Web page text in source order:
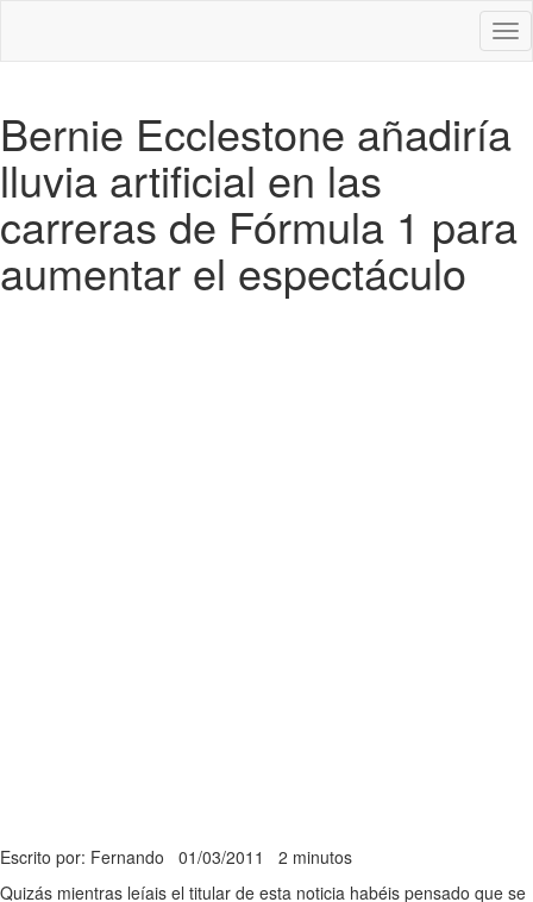
Bernie Ecclestone añadiría
lluvia artificial en las
carreras de Fórmula 1 para
aumentar el espectáculo
Escrito por: Fernando 01/03/2011 2 minutos
Quizás mientras leíais el titular de esta noticia habéis pensado que se